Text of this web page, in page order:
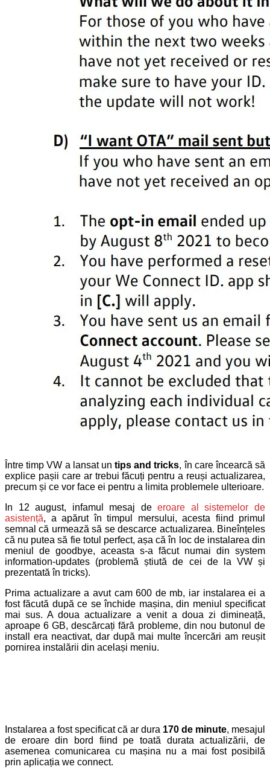
Între timp VW a lansat un tips and tricks, în care încearcă să
explice pașii care ar trebui făcuți pentru a reuși actualizarea,
precum și ce vor face ei pentru a limita problemele ulterioare.
In 12 august, infamul mesaj deeroare al sistemelor de
asistență, a apărut în timpul mersului, acesta fiind primul
semnal că urmează să se descarce actualizarea. Bineînțeles
că nu putea să fie totul perfect, așa că în loc de instalarea din
meniul de goodbye, aceasta s-a făcut numai din system
information-updates (problemă știută de cei de la VW și
prezentată în tricks).
Prima actualizare a avut cam 600 de mb, iar instalarea ei a
fost făcută după ce se închide mașina, din meniul specificat
mai sus. A doua actualizare a venit a doua zi dimineață,
aproape 6 GB, descărcați fără probleme, din nou butonul de
install era neactivat, dar după mai multe încercări am reușit
pornirea instalării din același meniu.
Instalarea a fost specificat că ar dura 170 de minute, mesajul
de eroare din bord fiind pe toată durata actualizării, de
asemenea comunicarea cu mașina nu a mai fost posibilă
prin aplicația we connect.